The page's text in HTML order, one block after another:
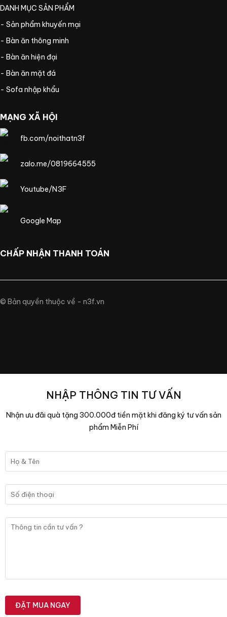
DANH MỤC SẢN PHẨM
- Sản phẩm khuyến mại
- Bàn ăn thông minh
- Bàn ăn hiện đại
- Bàn ăn mặt đá
- Sofa nhập khẩu
MẠNG XÃ HỘI
fb.com/noithatn3f
zalo.me/0819664555
Youtube/N3F
Google Map
CHẤP NHẬN THANH TOÁN
© Bản quyền thuộc về - n3f.vn
NHẬP THÔNG TIN TƯ VẤN
Nhận ưu đãi quà tặng 300.000đ tiền mặt khi đăng ký tư vấn sản
phẩm Miễn Phí